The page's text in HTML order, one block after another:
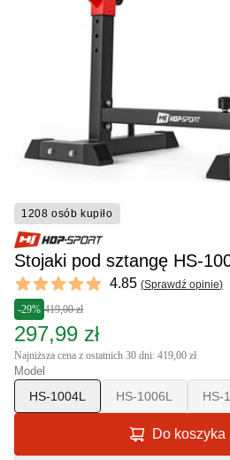
1208 osób kupiło
Stojaki pod sztangę HS-
Reviews
4.85 out of 5 stars 4.85 (Sprawdź opinie)
-29% 419,00 zł
297,99 zł
Najniższa cena z ostatnich 30 dni: 419,00 zł
Model
HS-1004L HS-1006L HS-
Do koszyka